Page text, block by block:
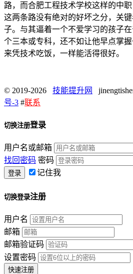
路，而合肥工程技术学校这样的中
这两条路没有绝对的好坏之分，关
子。与其逼着一个不爱学习的孩子
个三本或专科，还不如让他早点掌
来凭技术吃饭，一样能活得很好。
© 2019-2026 技能提升网
号-3 #联系
切换注册登录
用户名或邮箱
找回密码 密码
记住我
切换登录注册
用户名
邮箱
邮箱验证码
设置密码